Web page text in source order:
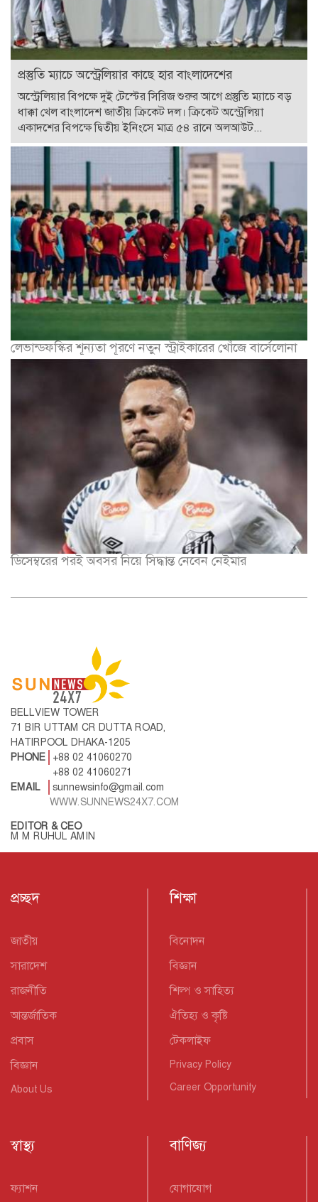
প্রস্তুতি ম্যাচে অস্ট্রেলিয়ার কাছে হার বাংলাদেশের
অস্ট্রেলিয়ার বিপক্ষে দুই টেস্টের সিরিজ শুরুর আগে প্রস্তুতি ম্যাচে বড়
ধাক্কা খেল বাংলাদেশ জাতীয় ক্রিকেট দল। ক্রিকেট অস্ট্রেলিয়া
একাদশের বিপক্ষে দ্বিতীয় ইনিংসে মাত্র ৫৪ রানে অলআউট...
লেভান্ডফস্কির শূন্যতা পূরণে নতুন স্ট্রাইকারের খোঁজে বার্সেলোনা
ডিসেম্বরের পরই অবসর নিয়ে সিদ্ধান্ত নেবেন নেইমার
BELLVIEW TOWER
71 BIR UTTAM CR DUTTA ROAD,
HATIRPOOL DHAKA-1205
PHONE
+88 02 41060270
+88 02 41060271
EMAIL
sunnewsinfo@gmail.com
WWW.SUNNEWS24X7.COM
EDITOR & CEO
M M RUHUL AMIN
প্রচ্ছদ
জাতীয়
সারাদেশ
রাজনীতি
আন্তর্জাতিক
প্রবাস
বিজ্ঞান
About Us
শিক্ষা
বিনোদন
বিজ্ঞান
শিল্প ও সাহিত্য
ঐতিহ্য ও কৃষ্টি
টেকলাইফ
Privacy Policy
Career Opportunity
স্বাস্থ্য
ফ্যাশন
বাণিজ্য
যোগাযোগ